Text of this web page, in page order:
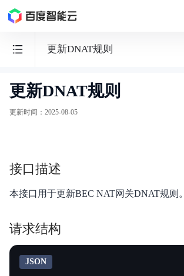
更新DNAT规则
边
缘
点
BEC
功能发布记录
更新DNAT规则
更新时间 ： 2025-08-05
接口描述
本接口用于更新BEC NAT网关DNAT规则。
请求结构
JSON